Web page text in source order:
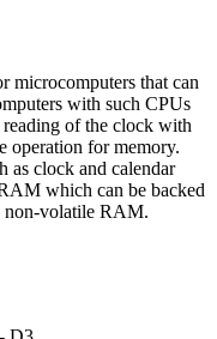
microcomputers that can
with such CPUs
of the clock with
operation for memory.
as clock and calendar
which can be backed
non-volatile RAM.